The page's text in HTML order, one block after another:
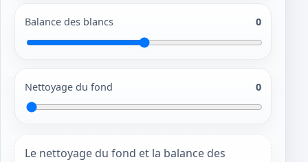
Balance des blancs 0
Nettoyage du fond 0
Le nettoyage du fond et la balance des